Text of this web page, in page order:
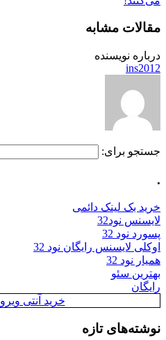
مقالات مشابه
درباره نویسنده
ins2012
جستجو برای:
.
خرید بک لینک دائمی
لایسنس نود32
پسورد نود 32
اوکلی لایسنس رایگان نود 32
همیار نود 32
بهترین سئو
رایگان
خرید آنتی
نوشته‌های تازه